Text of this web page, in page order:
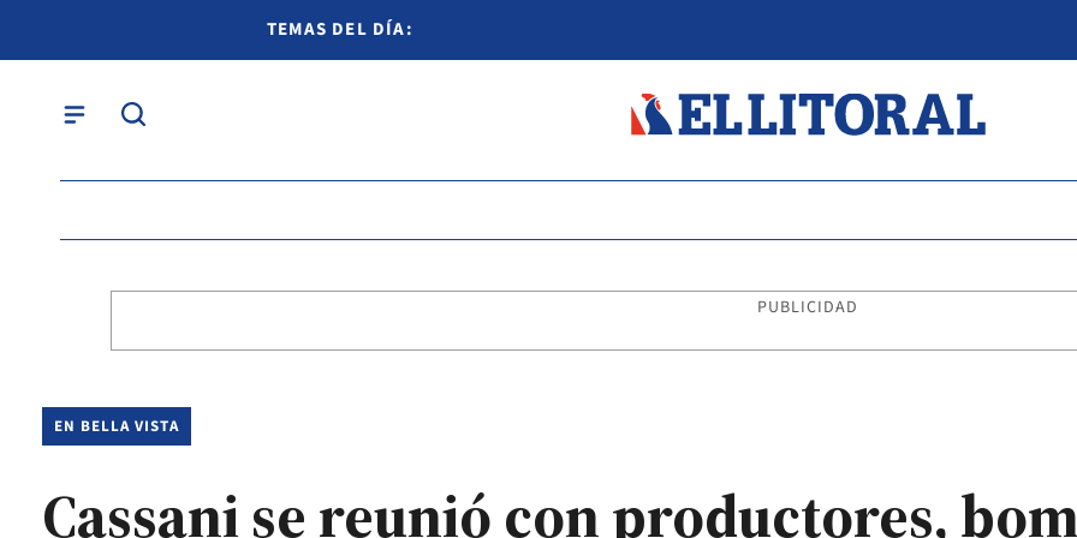
TEMAS DEL DÍA:
PUBLICIDAD
EN BELLA VISTA
Cassani se reunió con productores,